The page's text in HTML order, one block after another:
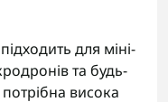
для міні-
та будь-
висока